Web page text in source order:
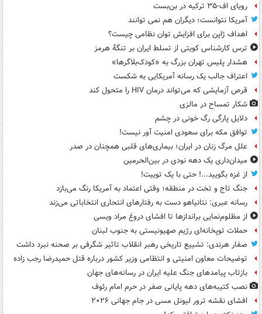
رویای اف-۳۵ ترکیه در بن‌بست
آمریکا نتوانست؛ دیگران هم نمی توانند
اهداف ژاپن برای افزایش توان نظامی چیست؟
ترس کارشناس کویتی از تسلط ایران بر تنگۀ هرمز
هشدار پلیس تهران بزرگ به «کودک‌بلاگرها»
اعتراف جالب یک رسانه آمریکایی به شکست
قرص آزمایشی که می‌تواند درمان HIV را متحول کند
شکار تمساح در مالزی
دلایل پارگی رگ خونی در چشم
توافق مکه برای سعودی امنیت آور نیست!
علل مرگ زنان در ایران؛ بیماری‌های قلبی همچنان در صدر
میدان‌داری یک دهه نودی در بین‌الحرمین
از غزه بگویید...! حتی با یک توییت!
جنگ تاج و تخت در منطقه؛ وقتی اعتماد به آمریکا رنگ می‌بازد
رسانه عبری: نتانیاهو دست به رفتارهای انتحاری انتخاباتی می‌زند
از مظلوم‌نمایی براندازها تا افشای دروغ مراد ویسی
حملات توپخانه‌ای رژیم صهیونیستی به جنوب لبنان
صفار هرندی: تشییع تاریخی رهبر انقلاب تاثیر شگرفی بر صحنه نبرد داشت
توضیحات معاون امنیتی و انتظامی وزیر کشور درباره قتل حمیدرضا رجب زاده
بازتاب پیامدهای جنگ علیه ایران در رسانه‌های جهان
نصب کتیبه‌های دهه پایانی صفر در حرم امام رئوف
افشای نقشه ترور لیونل مسی در جام جهانی ۲۰۲۶